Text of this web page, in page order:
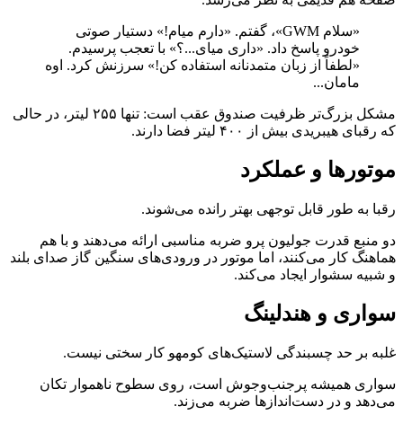
«سلام GWM»، گفتم. «دارم میام!» دستیار صوتی
خودرو پاسخ داد. «داری میای...؟» با تعجب پرسیدم.
«لطفاً از زبان متمدنانه استفاده کن!» سرزنش کرد. اوه
مامان...
مشکل بزرگ‌تر ظرفیت صندوق عقب است: تنها ۲۵۵ لیتر، در حالی
که رقبای هیبریدی بیش از ۴۰۰ لیتر فضا دارند.
موتورها و عملکرد
رقبا به طور قابل توجهی بهتر رانده می‌شوند.
دو منبع قدرت جولیون پرو ضربه مناسبی ارائه می‌دهند و با هم
هماهنگ کار می‌کنند، اما موتور در ورودی‌های سنگین گاز صدای بلند
و شبیه سشوار ایجاد می‌کند.
سواری و هندلینگ
غلبه بر حد چسبندگی لاستیک‌های کومهو کار سختی نیست.
سواری همیشه پرجنب‌وجوش است، روی سطوح ناهموار تکان
می‌دهد و در دست‌اندازها ضربه می‌زند.